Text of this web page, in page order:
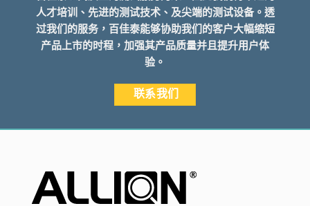
人才培训、先进的测试技术、及尖端的测试设备。透
过我们的服务，百佳泰能够协助我们的客户大幅缩短
产品上市的时程，加强其产品质量并且提升用户体
验。
联系我们